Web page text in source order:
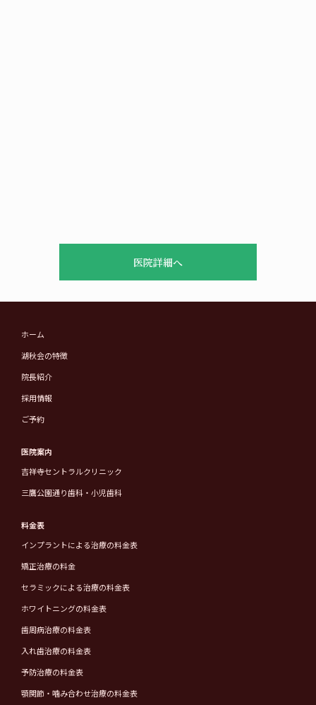
医院詳細へ
ホーム
湖秋会の特徴
院長紹介
採用情報
ご予約
医院案内
吉祥寺セントラルクリニック
三鷹公園通り歯科・小児歯科
料金表
インプラントによる治療の料金表
矯正治療の料金
セラミックによる治療の料金表
ホワイトニングの料金表
歯周病治療の料金表
入れ歯治療の料金表
予防治療の料金表
顎関節・噛み合わせ治療の料金表